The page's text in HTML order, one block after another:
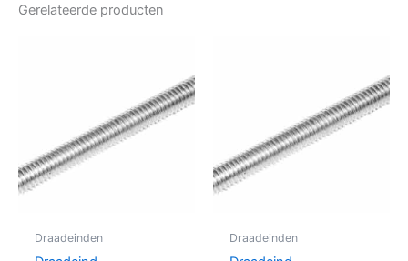
Gerelateerde producten
Draadeinden Draadeinden